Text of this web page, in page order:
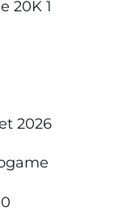
2026